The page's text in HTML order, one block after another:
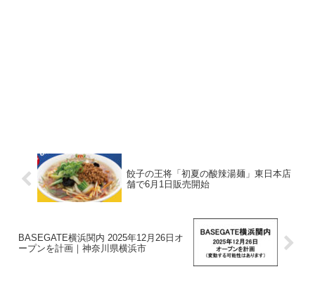
餃子の王将「初夏の酸辣湯麺」東日本店
舗で6月1日販売開始
BASEGATE横浜関内 2025年12月26日オ
ープンを計画｜神奈川県横浜市